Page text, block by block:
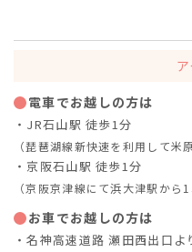
電車でお越しの方は
・JR石山駅 徒歩1分
（琵琶湖線新快速を利用して米
・京阪石山駅 徒歩1分
（京阪京津線にて浜大津駅から
お車でお越しの方は
・名神高速道路 瀬田西出口よ